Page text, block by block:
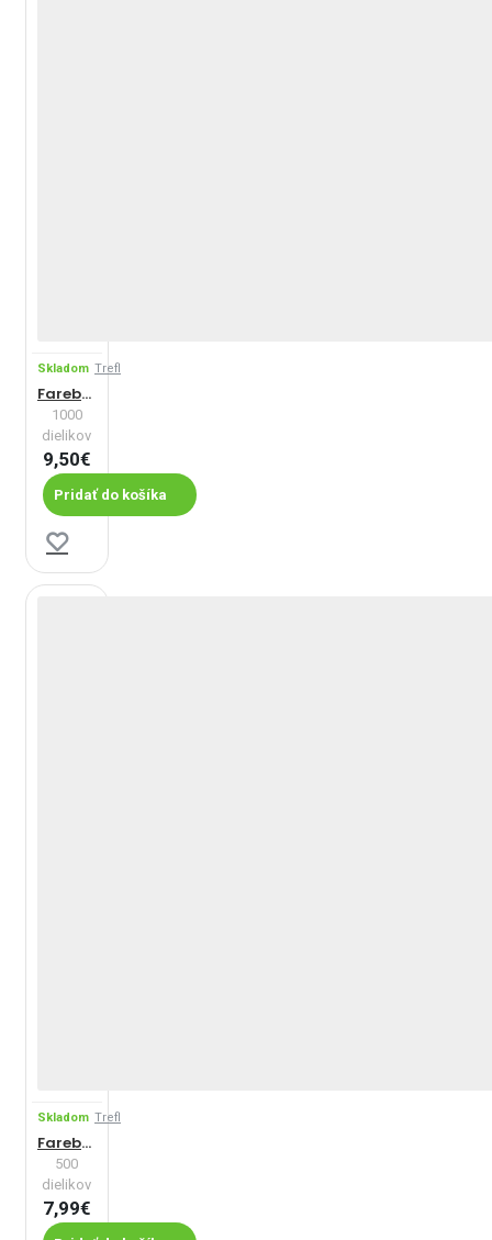
Skladom Trefl
Farebné tortičky - Panoramatické puzzle
1000
dielikov
9,50€
Pridať do košíka
Skladom Trefl
Farebné vtáky
500
dielikov
7,99€